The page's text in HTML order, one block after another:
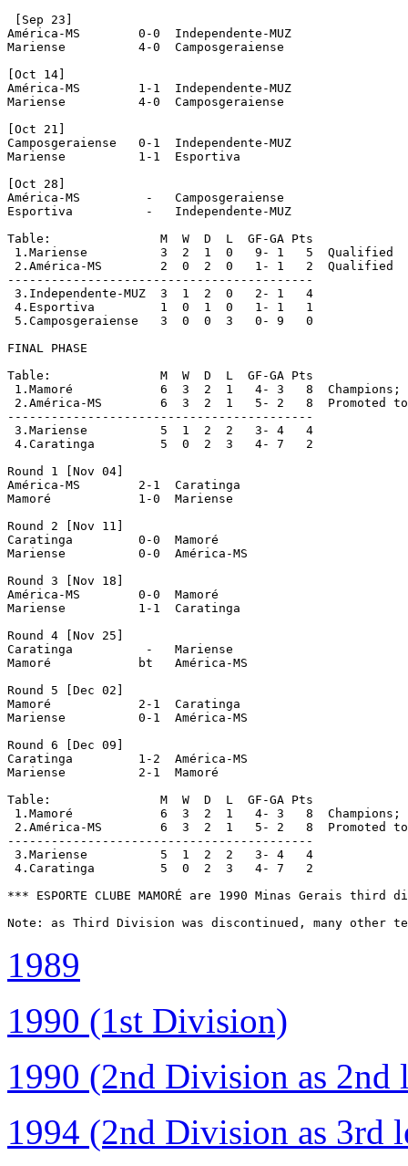
[Sep 23]
América-MS        0-0  Independente-MUZ
Mariense          4-0  Camposgeraiense
[Oct 14]
América-MS        1-1  Independente-MUZ
Mariense          4-0  Camposgeraiense
[Oct 21]
Camposgeraiense   0-1  Independente-MUZ
Mariense          1-1  Esportiva
[Oct 28]
América-MS         -   Camposgeraiense
Esportiva          -   Independente-MUZ
Table:               M  W  D  L  GF-GA Pts
1.Mariense          3  2  1  0   9- 1   5  Qualified
2.América-MS        2  0  2  0   1- 1   2  Qualified
------------------------------------------
3.Independente-MUZ  3  1  2  0   2- 1   4
4.Esportiva         1  0  1  0   1- 1   1
5.Camposgeraiense   3  0  0  3   0- 9   0
FINAL PHASE
Table:               M  W  D  L  GF-GA Pts
1.Mamoré            6  3  2  1   4- 3   8  Champions;
2.América-MS        6  3  2  1   5- 2   8  Promoted
------------------------------------------
3.Mariense          5  1  2  2   3- 4   4
4.Caratinga         5  0  2  3   4- 7   2
Round 1 [Nov 04]
América-MS        2-1  Caratinga
Mamoré            1-0  Mariense
Round 2 [Nov 11]
Caratinga         0-0  Mamoré
Mariense          0-0  América-MS
Round 3 [Nov 18]
América-MS        0-0  Mamoré
Mariense          1-1  Caratinga
Round 4 [Nov 25]
Caratinga          -   Mariense
Mamoré            bt   América-MS
Round 5 [Dec 02]
Mamoré            2-1  Caratinga
Mariense          0-1  América-MS
Round 6 [Dec 09]
Caratinga         1-2  América-MS
Mariense          2-1  Mamoré
Table:               M  W  D  L  GF-GA Pts
1.Mamoré            6  3  2  1   4- 3   8  Champions;
2.América-MS        6  3  2  1   5- 2   8  Promoted
------------------------------------------
3.Mariense          5  1  2  2   3- 4   4
4.Caratinga         5  0  2  3   4- 7   2
*** ESPORTE CLUBE MAMORÉ are 1990 Minas Gerais
1989
1990 (1st Division)
1990 (2nd Division as 2nd
1994 (2nd Division as 3rd